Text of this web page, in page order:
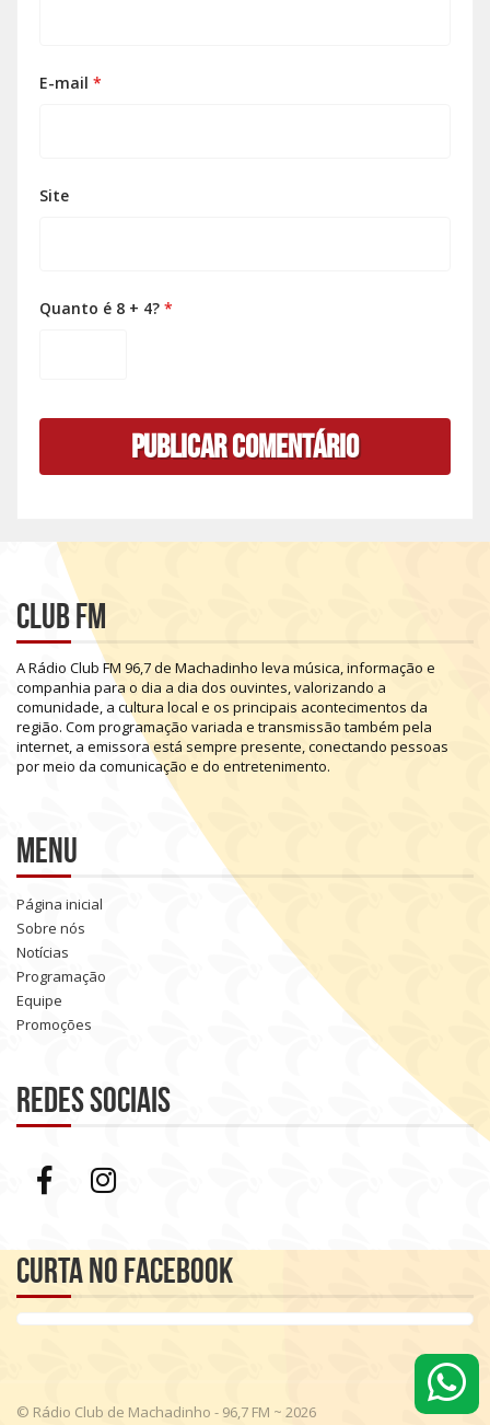
E-mail *
Site
Quanto é 8 + 4? *
Club FM
ARádio Club FM 96,7de Machadinho leva música,informação e
companhia para o dia a dia dos ouvintes,valorizando a
comunidade, a cultura local e os principais acontecimentos da
região. Com programação variada e transmissão também pela
internet, a emissoraestá sempre presente,conectando pessoas
pormeio da comunicação e do entretenimento.
Menu
Página inicial
Sobre nós
Notícias
Programação
Equipe
Promoções
Redes sociais
Curta no Facebook
© Rádio Club de Machadinho - 96,7 FM ~ 2026